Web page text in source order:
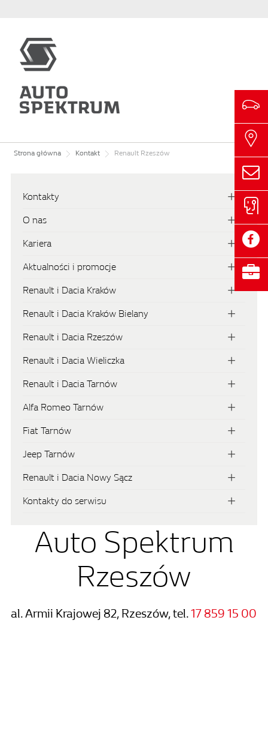
Strona główna Kontakt Renault Rzeszów
Kontakty
O nas
Kariera
Aktualności i promocje
Renault i Dacia Kraków
Renault i Dacia Kraków Bielany
Renault i Dacia Rzeszów
Renault i Dacia Wieliczka
Renault i Dacia Tarnów
Alfa Romeo Tarnów
Fiat Tarnów
Jeep Tarnów
Renault i Dacia Nowy Sącz
Kontakty do serwisu
Auto Spektrum
Rzeszów
al. Armii Krajowej 82, Rzeszów, tel.17 859 15 00